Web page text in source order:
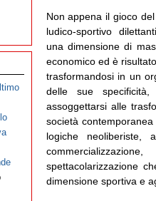
Non appena il gioco
ludico-sportivo
una dimensione di
economico ed è
trasformandosi in un
delle sue
assoggettarsi alle
società
logiche neoliberiste,
spettacolarizzazione
dimensione sportiva e